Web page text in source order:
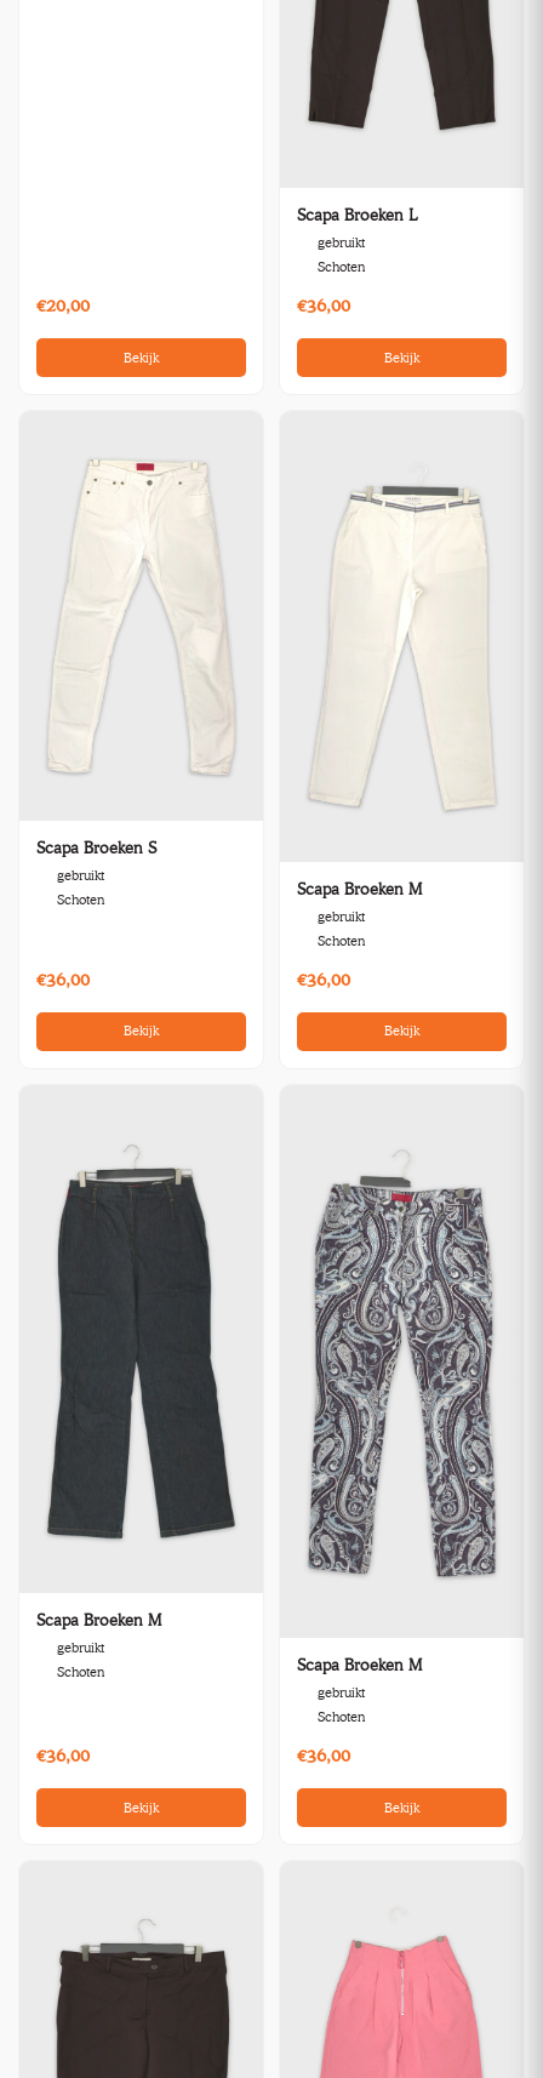
€20,00
Bekijk
Scapa Broeken L
gebruikt
Schoten
€36,00
Bekijk
Scapa Broeken S
gebruikt
Schoten
€36,00
Bekijk
Scapa Broeken M
gebruikt
Schoten
€36,00
Bekijk
Scapa Broeken M
gebruikt
Schoten
€36,00
Bekijk
Scapa Broeken M
gebruikt
Schoten
€36,00
Bekijk